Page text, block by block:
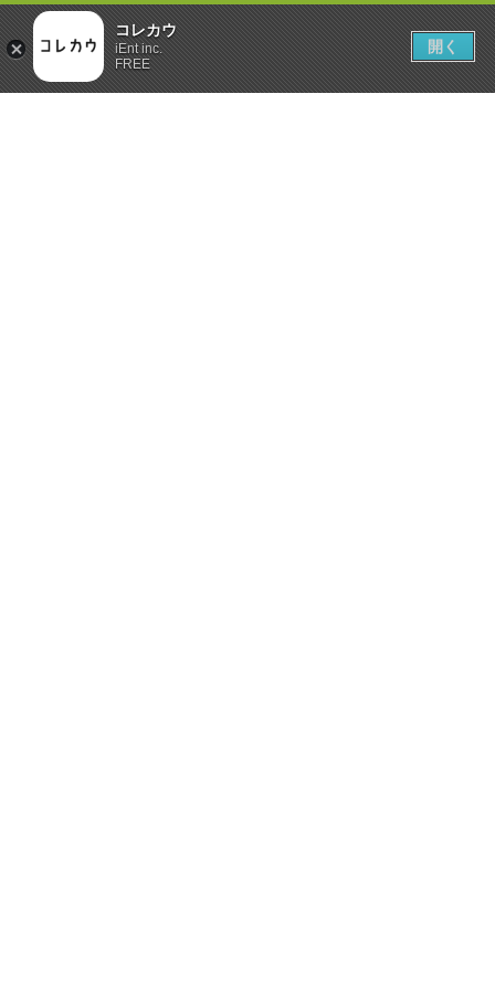
コレカウ
iEnt inc.
FREE
開く